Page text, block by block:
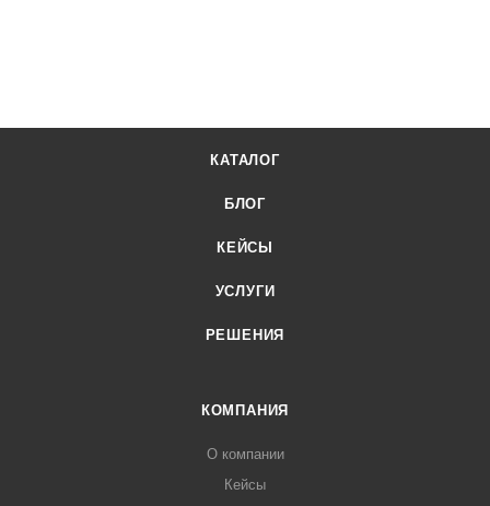
КАТАЛОГ
БЛОГ
КЕЙСЫ
УСЛУГИ
РЕШЕНИЯ
КОМПАНИЯ
О компании
Кейсы